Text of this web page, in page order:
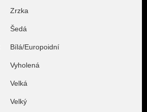
Zrzka
Šedá
Bílá/Europoidní
Vyholená
Velká
Velký